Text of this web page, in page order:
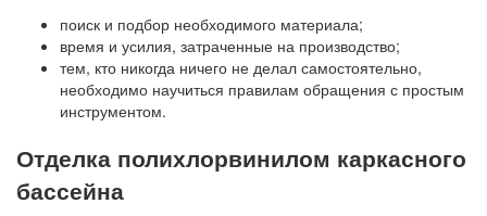
поиск и подбор необходимого материала;
время и усилия, затраченные на производство;
тем, кто никогда ничего не делал самостоятельно,
необходимо научиться правилам обращения с простым
инструментом.
Отделка полихлорвинилом каркасного
бассейна